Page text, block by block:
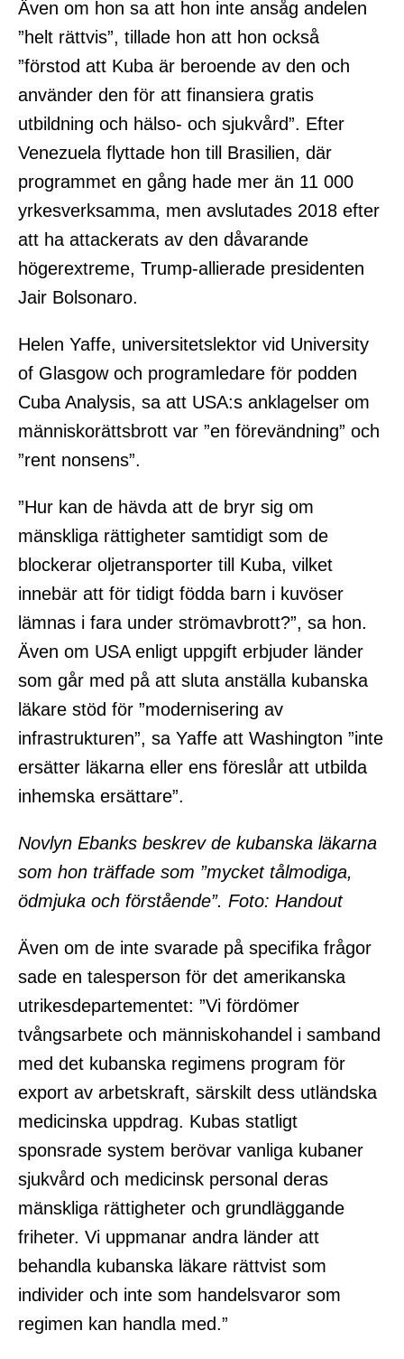
Även om hon sa att hon inte ansåg andelen
”helt rättvis”, tillade hon att hon också
”förstod att Kuba är beroende av den och
använder den för att finansiera gratis
utbildning och hälso- och sjukvård”. Efter
Venezuela flyttade hon till Brasilien, där
programmet en gång hade mer än 11 000
yrkesverksamma, men avslutades 2018 efter
att ha attackerats av den dåvarande
högerextreme, Trump-allierade presidenten
Jair Bolsonaro.
Helen Yaffe, universitetslektor vid University
of Glasgow och programledare för podden
Cuba Analysis, sa att USA:s anklagelser om
människorättsbrott var ”en förevändning” och
”rent nonsens”.
”Hur kan de hävda att de bryr sig om
mänskliga rättigheter samtidigt som de
blockerar oljetransporter till Kuba, vilket
innebär att för tidigt födda barn i kuvöser
lämnas i fara under strömavbrott?”, sa hon.
Även om USA enligt uppgift erbjuder länder
som går med på att sluta anställa kubanska
läkare stöd för ”modernisering av
infrastrukturen”, sa Yaffe att Washington ”inte
ersätter läkarna eller ens föreslår att utbilda
inhemska ersättare”.
Novlyn Ebanks beskrev de kubanska läkarna
som hon träffade som ”mycket tålmodiga,
ödmjuka och förstående”. Foto: Handout
Även om de inte svarade på specifika frågor
sade en talesperson för det amerikanska
utrikesdepartementet: ”Vi fördömer
tvångsarbete och människohandel i samband
med det kubanska regimens program för
export av arbetskraft, särskilt dess utländska
medicinska uppdrag. Kubas statligt
sponsrade system berövar vanliga kubaner
sjukvård och medicinsk personal deras
mänskliga rättigheter och grundläggande
friheter. Vi uppmanar andra länder att
behandla kubanska läkare rättvist som
individer och inte som handelsvaror som
regimen kan handla med.”